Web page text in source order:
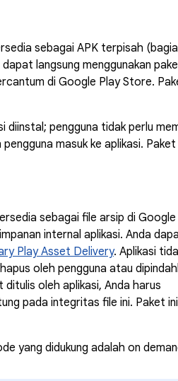
sebagai APK terpisah
langsung menggunakan
di Google Play Store.
pengguna tidak perlu
masuk ke aplikasi.
sebagai file arsip di Google
internal aplikasi. Anda
Play Asset Delivery. Aplikasi
oleh pengguna atau
oleh aplikasi, Anda harus
pada integritas file ini. Paket
yang didukung adalah on